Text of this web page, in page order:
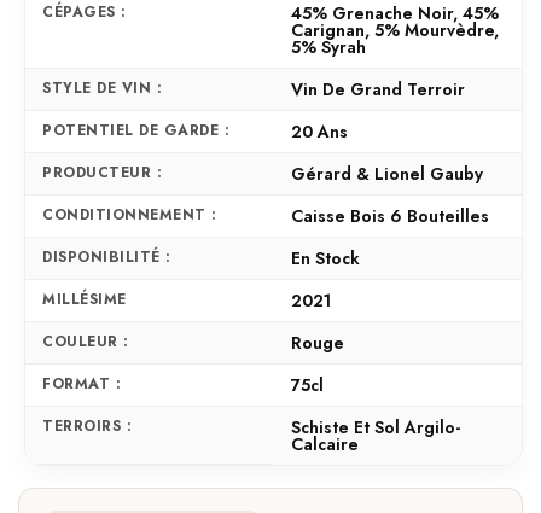
CÉPAGES : 45% Grenache Noir, 45%
Carignan, 5% Mourvèdre,
5% Syrah
STYLE DE VIN : Vin De Grand Terroir
POTENTIEL DE GARDE : 20 Ans
PRODUCTEUR : Gérard & Lionel Gauby
CONDITIONNEMENT : Caisse Bois 6 Bouteilles
DISPONIBILITÉ : En Stock
MILLÉSIME 2021
COULEUR : Rouge
FORMAT : 75cl
TERROIRS : Schiste Et Sol Argilo-
Calcaire